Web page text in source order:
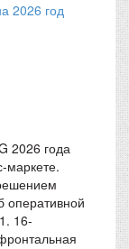
2026 года
маркете.
оперативной
16-